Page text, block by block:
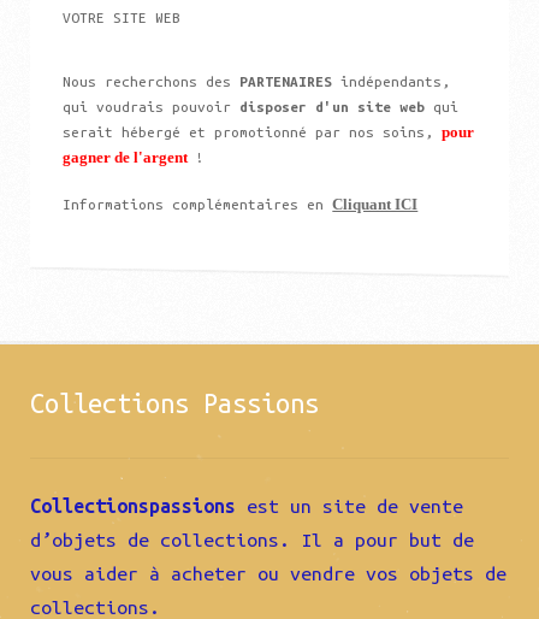
VOTRE SITE WEB
Nous recherchons des PARTENAIRES indépendants,
qui voudrais pouvoir disposer d'un site web qui
serait hébergé et promotionné par nos soins,pour
gagner de l'argent !
Informations complémentaires enCliquant ICI
Collections Passions
Collectionspassions est un site de vente
d’objets de collections. Il a pour but de
vous aider à acheter ou vendre vos objets de
collections.